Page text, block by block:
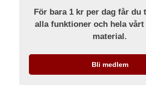
För bara 1 kr per dag får
alla funktioner och hela
material.
Bli medlem